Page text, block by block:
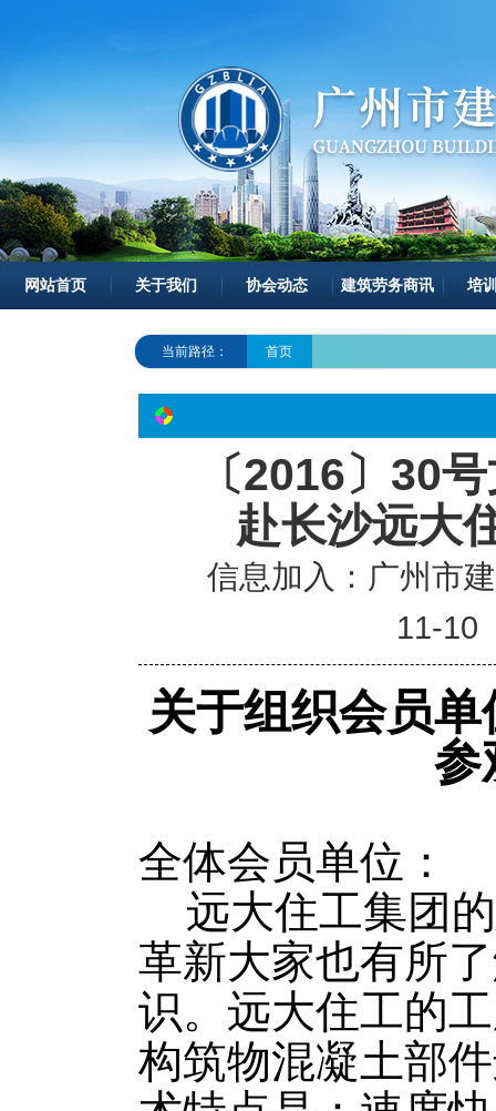
网站首页 关于我们 协会动态 建筑劳务商讯 培
当前路径： 首页
〔2016〕30
赴长沙远大
信息加入：广州市
11-10
关于组织会员
参
全体会员单位：
远大住工集团
革新大家也有所
识。远大住工的
构筑物混凝土部